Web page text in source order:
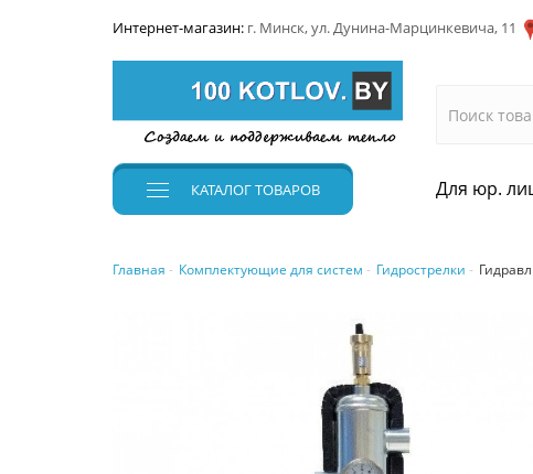
Интернет-магазин: г. Минск, ул. Дунина-Марцинкевича, 11
КАТАЛОГТОВАРОВ Для юр.
Главная Комплектующие для систем Гидрострелки